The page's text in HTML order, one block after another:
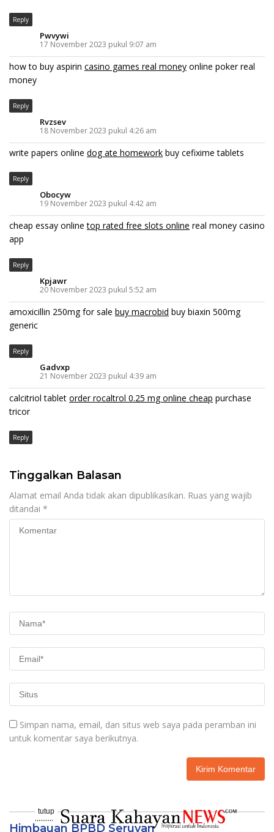
Reply
Pwvywi
17 November 2023 pukul 9:07 am
how to buy aspirin casino games real money online poker real
money
Reply
Rvzsev
18 November 2023 pukul 4:26 am
write papers online dog ate homework buy cefixime tablets
Reply
Obocyw
19 November 2023 pukul 4:42 am
cheap essay onlinetop rated free slots online real money casino
app
Reply
Kpjawr
20 November 2023 pukul 5:52 am
amoxicillin 250mg for sale buy macrobid buy biaxin 500mg
generic
Reply
Gadvxp
21 November 2023 pukul 4:39 am
calcitriol tablet order rocaltrol 0.25 mg online cheap purchase
tricor
Reply
Tinggalkan Balasan
Alamat email Anda tidak akan dipublikasikan. Ruas yang wajib
ditandai *
Simpan nama, email, dan situs web saya pada peramban ini
untuk komentar saya berikutnya.
Himbauan BPBD Seruyan
tutup
..........